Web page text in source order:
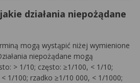
działania niepożądane
mogą wystąpić niżej wymienione
niepożądane mogą
> 1/10; często: ≥1/100, < 1/10;
1/100; rzadko ≥1/10 000, < 1/1000;